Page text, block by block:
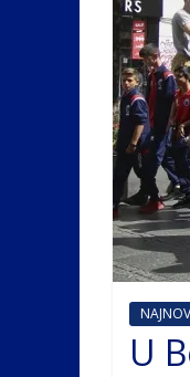
U